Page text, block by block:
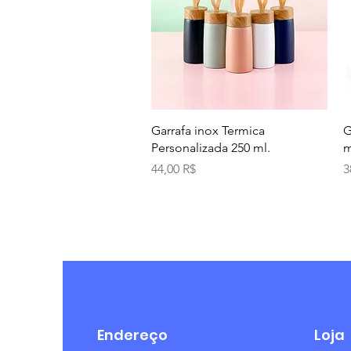
Aperçu rapide
Garrafa inox Termica
Personalizada 250 ml.
Prix
44,00 R$
Endereço Loja